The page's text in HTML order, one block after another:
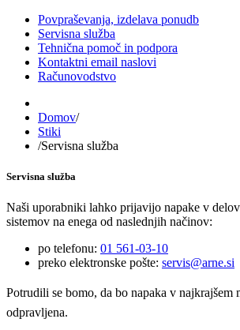
Povpraševanja, izdelava ponudb
Servisna služba
Tehnična pomoč in podpora
Kontaktni email naslovi
Računovodstvo
Domov/
Stiki
/Servisna služba
Servisna služba
Naši uporabniki lahko prijavijo napake v
sistemov na enega od naslednjih načinov:
po telefonu: 01 561-03-10
preko elektronske pošte: servis@arne.si
Potrudili se bomo, da bo napaka v najkrajšem
odpravljena.